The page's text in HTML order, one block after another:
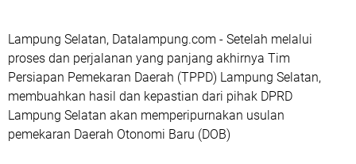
Lampung Selatan, Datalampung.com - Setelah melalui
proses dan perjalanan yang panjang akhirnya Tim
Persiapan Pemekaran Daerah (TPPD) Lampung Selatan,
membuahkan hasil dan kepastian dari pihak DPRD
Lampung Selatan akan memperipurnakan usulan
pemekaran Daerah Otonomi Baru (DOB)